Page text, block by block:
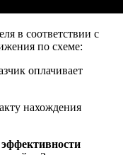
в соответствии с
по схеме:
оплачивает
нахождения